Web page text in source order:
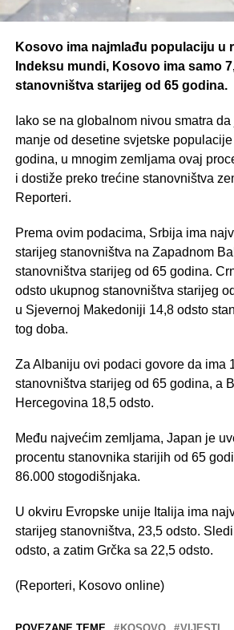
Kosovo ima najmlađu populaciju u
Indeksu mundi, Kosovo ima samo
stanovništva starijeg od 65 godina.
Iako se na globalnom nivou smatra
manje od desetine svjetske
godina, u mnogim zemljama ovaj
i dostiže preko trećine stanovništva
Reporteri.
Prema ovim podacima, Srbija ima
starijeg stanovništva na Zapadnom
stanovništva starijeg od 65 godina.
odsto ukupnog stanovništva starijeg
u Sjevernoj Makedoniji 14,8 odsto
tog doba.
Za Albaniju ovi podaci govore da ima
stanovništva starijeg od 65 godina, a
Hercegovina 18,5 odsto.
Među najvećim zemljama, Japan je
procentu stanovnika starijih od 65
86.000 stogodišnjaka.
U okviru Evropske unije Italija ima
starijeg stanovništva, 23,5 odsto.
odsto, a zatim Grčka sa 22,5 odsto.
(Reporteri, Kosovo online)